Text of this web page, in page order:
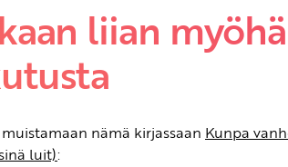
liian
nämä kirjassaan Kunpa
luit):